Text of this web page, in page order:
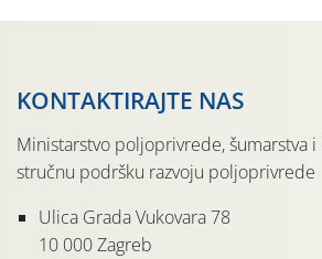
KONTAKTIRAJTE NAS
Ministarstvo poljoprivrede, šumarstva i
stručnu podršku razvoju poljoprivrede
Ulica Grada Vukovara 78
10 000 Zagreb